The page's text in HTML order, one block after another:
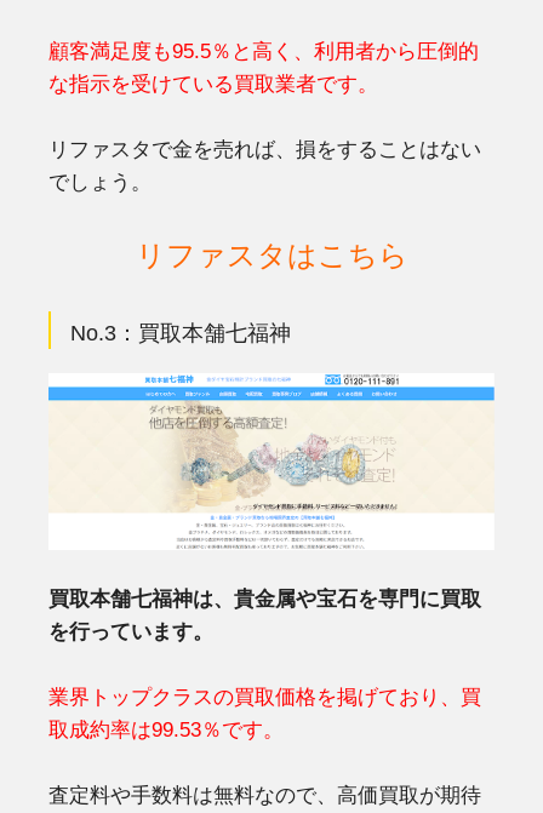
顧客満足度も95.5％と高く、利用者から圧倒的
な指示を受けている買取業者です。
リファスタで金を売れば、損をすることはない
でしょう。
リファスタはこちら
No.3 ： 買取本舗七福神
買取本舗七福神は、貴金属や宝石を専門に買取
を行っています。
業界トップクラスの買取価格を掲げており、買
取成約率は99.53％です。
査定料や手数料は無料なので、高価買取が期待